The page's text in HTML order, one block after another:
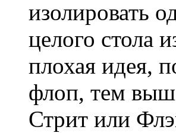
изолировать
целого стола
плохая идея,
флоп, тем
Стрит или